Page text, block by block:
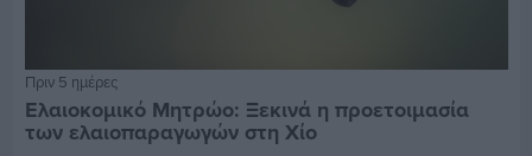
Πριν 5 ημέρες
Ελαιοκομικό Μητρώο: Ξεκινά η προετοιμασία
των ελαιοπαραγωγών στη Χίο